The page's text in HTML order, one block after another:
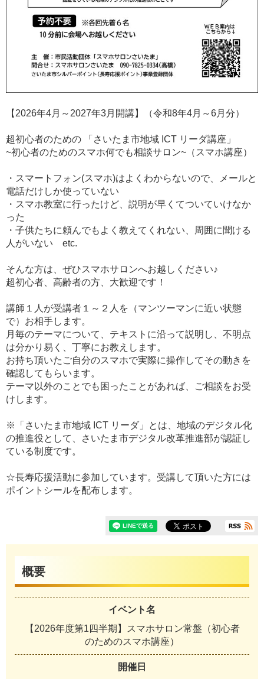
【2026年4月～2027年3月開講】（令和8年4月～6月分）
超初心者のための 「さいたま市地域 ICT リーダ講座」
~初心者のためのスマホ何でも相談サロン~（スマホ講座）
・スマートフォン(スマホ)はよくわからないので、メールと
電話だけしか使っていない
・スマホ教室に行ったけど、説明が早くてついていけなか
った
・子供たちに頼んでもよく教えてくれない、周囲に聞ける
人がいない etc.
そんな方は、ぜひスマホサロンへお越しください♪
超初心者、高齢者の方、大歓迎です！
講師１人が受講者１～２人を（マンツーマンに近い状態
で）お相手します。
月毎のテーマについて、テキストに沿って説明し、不明点
は分かり易く、丁寧にお教えします。
お持ち頂いたご自分のスマホで実際に操作してその動きを
確認してもらいます。
テーマ以外のことでも困ったことがあれば、ご相談をお受
けします。
※「さいたま市地域 ICT リーダ」とは、地域のデジタル化
の推進役として、さいたま市デジタル改革推進部が認証し
ている制度です。
☆長寿応援活動に参加しています。受講して頂いた方には
ポイントシールを配布します。
概要
イベント名
【2026年度第1四半期】スマホサロン常盤（初心者
のためのスマホ講座）
開催日